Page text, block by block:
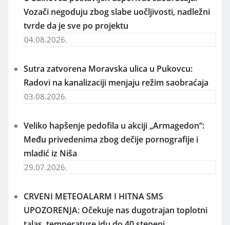
Vozači negoduju zbog slabe uočljivosti, nadležni
tvrde da je sve po projektu
04.08.2026.
Sutra zatvorena Moravska ulica u Pukovcu:
Radovi na kanalizaciji menjaju režim saobraćaja
03.08.2026.
Veliko hapšenje pedofila u akciji „Armagedon“:
Među privedenima zbog dečije pornografije i
mladić iz Niša
29.07.2026.
CRVENI METEOALARM I HITNA SMS
UPOZORENJA: Očekuje nas dugotrajan toplotni